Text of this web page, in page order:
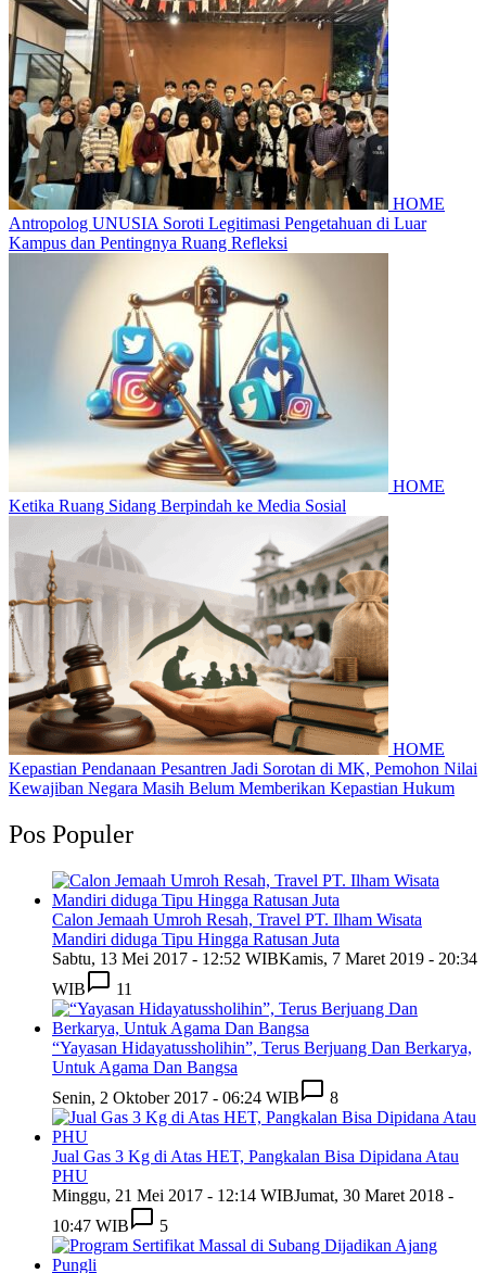
HOME
Antropolog UNUSIA Soroti Legitimasi Pengetahuan di Luar
Kampus dan Pentingnya Ruang Refleksi
HOME
Ketika Ruang Sidang Berpindah ke Media Sosial
HOME
Kepastian Pendanaan Pesantren Jadi Sorotan di MK, Pemohon Nilai
Kewajiban Negara Masih Belum Memberikan Kepastian Hukum
Pos Populer
Calon Jemaah Umroh Resah, Travel PT. Ilham Wisata
Mandiri diduga Tipu Hingga Ratusan Juta
Sabtu, 13 Mei 2017 - 12:52 WIBKamis, 7 Maret 2019 - 20:34
WIB
11
“Yayasan Hidayatussholihin”, Terus Berjuang Dan Berkarya,
Untuk Agama Dan Bangsa
Senin, 2 Oktober 2017 - 06:24 WIB
8
Jual Gas 3 Kg di Atas HET, Pangkalan Bisa Dipidana Atau
PHU
Minggu, 21 Mei 2017 - 12:14 WIBJumat, 30 Maret 2018 -
10:47 WIB
5